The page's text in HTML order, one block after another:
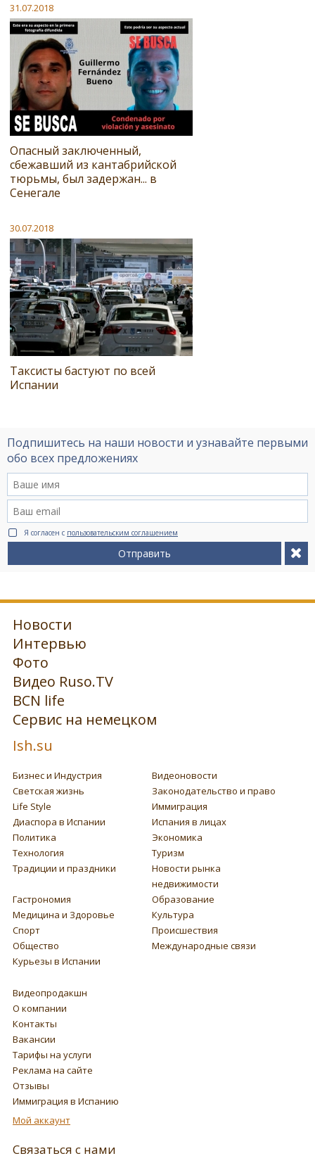
31.07.2018
Опасный заключенный,
сбежавший из кантабрийской
тюрьмы, был задержан... в
Сенегале
30.07.2018
Таксисты бастуют по всей
Испании
Подпишитесь на наши новости и узнавайте первыми
обо всех предложениях
Я согласен с пользовательским соглашением
Отправить
Новости
Интервью
Фото
Видео Ruso.TV
BCN life
Сервис на немецком
Ish.su
Бизнес и Индустрия
Видеоновости
Светская жизнь
Законодательство и право
Life Style
Иммиграция
Диаспора в Испании
Испания в лицах
Политика
Экономика
Технология
Туризм
Традиции и праздники
Новости рынка
недвижимости
Гастрономия
Образование
Медицина и Здоровье
Культура
Спорт
Происшествия
Общество
Международные связи
Курьезы в Испании
Видеопродакшн
О компании
Контакты
Вакансии
Тарифы на услуги
Реклама на сайте
Отзывы
Иммиграция в Испанию
Мой аккаунт
Связаться с нами